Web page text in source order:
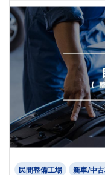
民間整備工場 新車/中